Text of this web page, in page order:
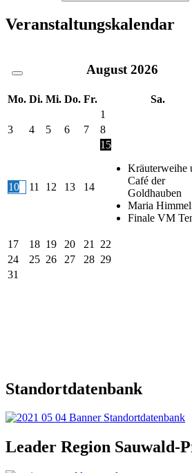
Veranstaltungskalendar
August 2026
Mo. Di. Mi. Do. Fr. Sa.
1
3
4 5 6 7 8
10 11 12 13 14
15
Kräuterweihe
Café der
Goldhauben
Maria
Finale VM
17 18 19 20 21 22
24
25 26 27 28 29
31
Standortdatenbank
Leader Region Sauwald-